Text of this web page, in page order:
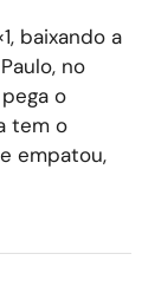
baixando a
no
o
tem o
empatou,